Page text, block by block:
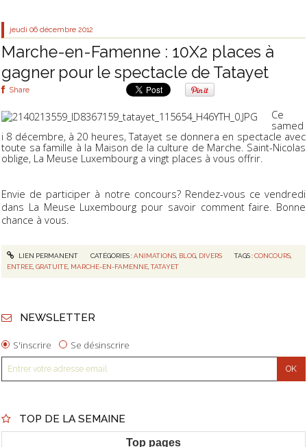
jeudi 06 décembre 2012
Marche-en-Famenne : 10X2 places à
gagner pour le spectacle de Tatayet
Share
Ce
samed
i 8 décembre, à 20 heures, Tatayet se donnera en spectacle avec
toute sa famille à la Maison de la culture de Marche. Saint-Nicolas
oblige, La Meuse Luxembourg a vingt places à vous offrir.
Envie de participer à notre concours? Rendez-vous ce vendredi
dans La Meuse Luxembourg pour savoir comment faire. Bonne
chance à vous.
LIEN PERMANENT CATÉGORIES :ANIMATIONS, BLOG, DIVERS TAGS :CONCOURS
ENTREE ,GRATUITE MARCHE-EN-FAMENNE ,TATAYET
NEWSLETTER
S'inscrire Se désinscrire
TOP DE LA SEMAINE